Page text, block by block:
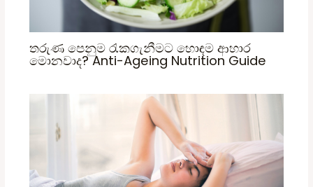
තරුණ පෙනුම රැකගැනීමට හොඳම ආහාර
මොනවාද? Anti-Ageing Nutrition Guide